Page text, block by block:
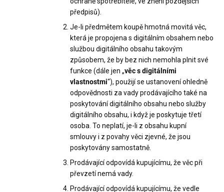
předpisů).
Je-li předmětem koupě hmotná movitá věc,
která je propojena s digitálním obsahem nebo
službou digitálního obsahu takovým
způsobem, že by bez nich nemohla plnit své
funkce (dále jen „věc s digitálními
vlastnostmi“), použijí se ustanovení ohledně
odpovědnosti za vady prodávajícího také na
poskytování digitálního obsahu nebo služby
digitálního obsahu, i když je poskytuje třetí
osoba. To neplatí, je-li z obsahu kupní
smlouvy i z povahy věci zjevné, že jsou
poskytovány samostatně.
Prodávající odpovídá kupujícímu, že věc při
převzetí nemá vady.
Prodávající odpovídá kupujícímu, že vedle